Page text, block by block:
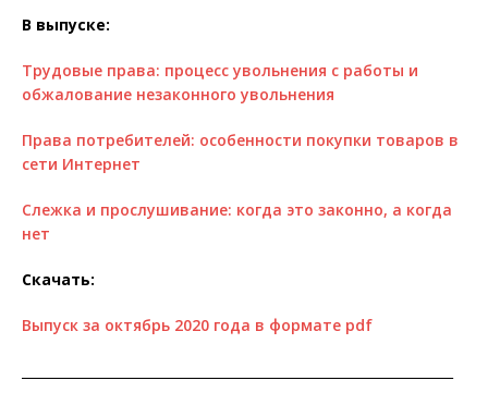
В выпуске:
Трудовые права: процесс увольнения с работы и
обжалование незаконного увольнения
Права потребителей: особенности покупки товаров в
сети Интернет
Слежка и прослушивание: когда это законно, а когда
нет
Скачать:
Выпуск за октябрь 2020 года в формате pdf